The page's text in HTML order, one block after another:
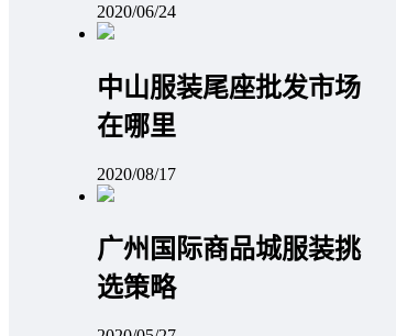
2020/06/24
中山服装尾座批发市场
在哪里
2020/08/17
广州国际商品城服装挑
选策略